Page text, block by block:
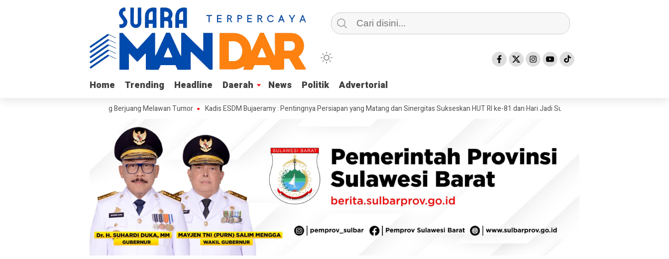
Home Trending Headline Daerah News Politik Advertorial
Home Trending Headline Daerah News Politik Advertorial
Remaja Kalukku yang Berjuang Melawan Tumor Kadis ESDM Bujaeramy : Pentingnya Persiapan yang Matang dan Sinergitas Sukseskan HUT RI ke-81 dan Hari Jadi Sulawesi Barat ke-22